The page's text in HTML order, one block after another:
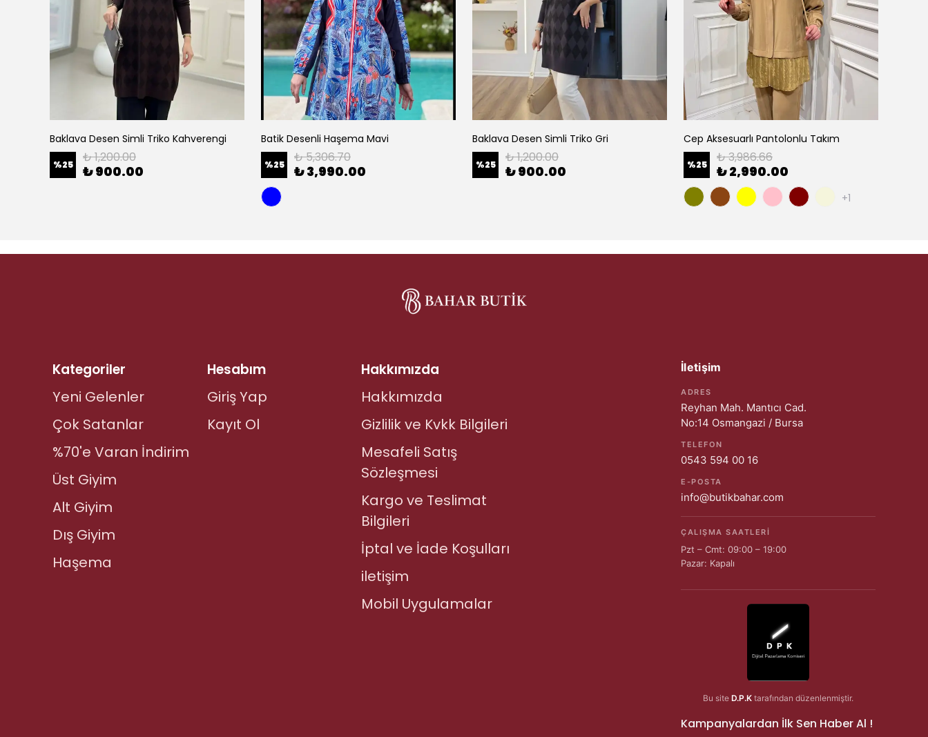
Baklava Desen Simli Triko Kahverengi
%25 ₺ 1,200.00
₺ 900.00
Batik Desenli Haşema Mavi
%25 ₺ 5,306.70
₺ 3,990.00
Baklava Desen Simli Triko Gri
%25 ₺ 1,200.00
₺ 900.00
Cep Aksesuarlı Pantolonlu Takım
%25 ₺ 3,986.66
₺ 2,990.00
+1
Kategoriler
Yeni Gelenler
Çok Satanlar
%70'e Varan İndirim
Üst Giyim
Alt Giyim
Dış Giyim
Haşema
Hesabım
Giriş Yap
Kayıt Ol
Hakkımızda
Hakkımızda
Gizlilik ve Kvkk Bilgileri
Mesafeli Satış
Sözleşmesi
Kargo ve Teslimat
Bilgileri
İptal ve İade Koşulları
iletişim
Mobil Uygulamalar
İletişim
ADRES
Reyhan Mah. Mantıcı Cad.
No:14 Osmangazi / Bursa
TELEFON
0543 594 00 16
E-POSTA
info@butikbahar.com
ÇALIŞMA SAATLERI
Pzt – Cmt: 09:00 – 19:00
Pazar: Kapalı
Bu site D.P.K tarafından düzenlenmiştir.
Kampanyalardan İlk Sen Haber Al !